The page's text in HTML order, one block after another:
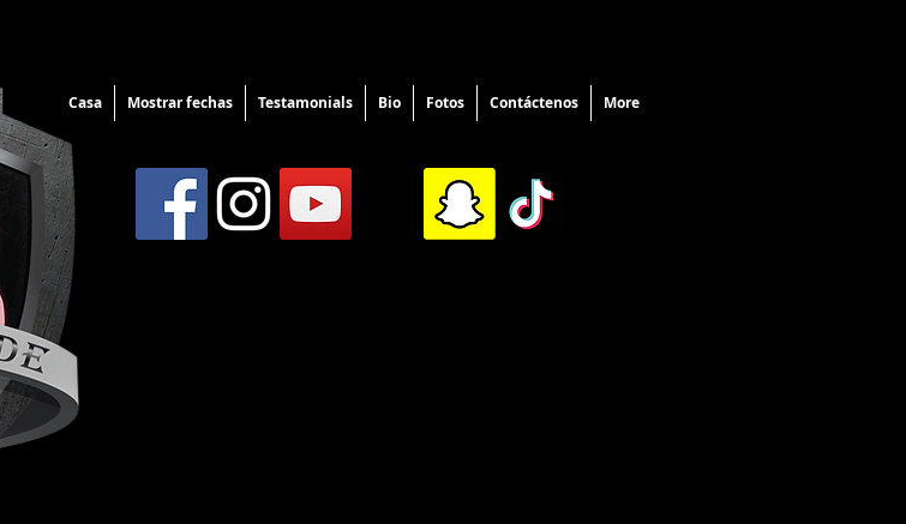
Casa Mostrar fechas Testamonials Bio Fotos Contáctenos More